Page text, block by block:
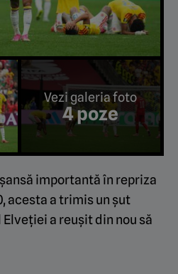
Vezi galeria foto
4 poze
importantă în repriza
acesta a trimis un șut
a reușit din nou să